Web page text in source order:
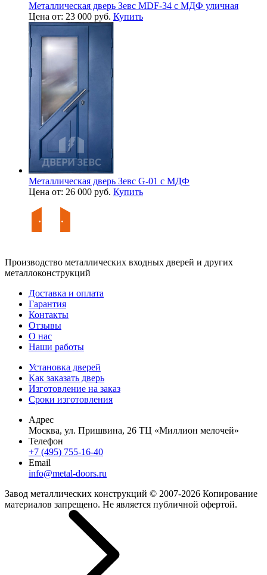
Металлическая дверь Зевс MDF-34 с МДФ уличная
Цена от: 23 000 руб. Купить
Металлическая дверь Зевс G-01 с МДФ
Цена от: 26 000 руб. Купить
Производство металлических входных дверей и других
металлоконструкций
Доставка и оплата
Гарантия
Контакты
Отзывы
О нас
Наши работы
Установка дверей
Как заказать дверь
Изготовление на заказ
Сроки изготовления
Адрес
Москва, ул. Пришвина, 26 ТЦ «Миллион мелочей»
Телефон
+7 (495) 755-16-40
Email
info@metal-doors.ru
Завод металлических конструкций © 2007-2026 Копирование
материалов запрещено. Не является публичной офертой.